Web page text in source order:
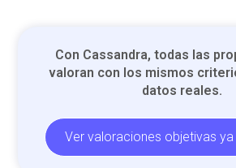
Con Cassandra, todas las
valoran con los mismos
datos reales.
Ver valoraciones objetivas